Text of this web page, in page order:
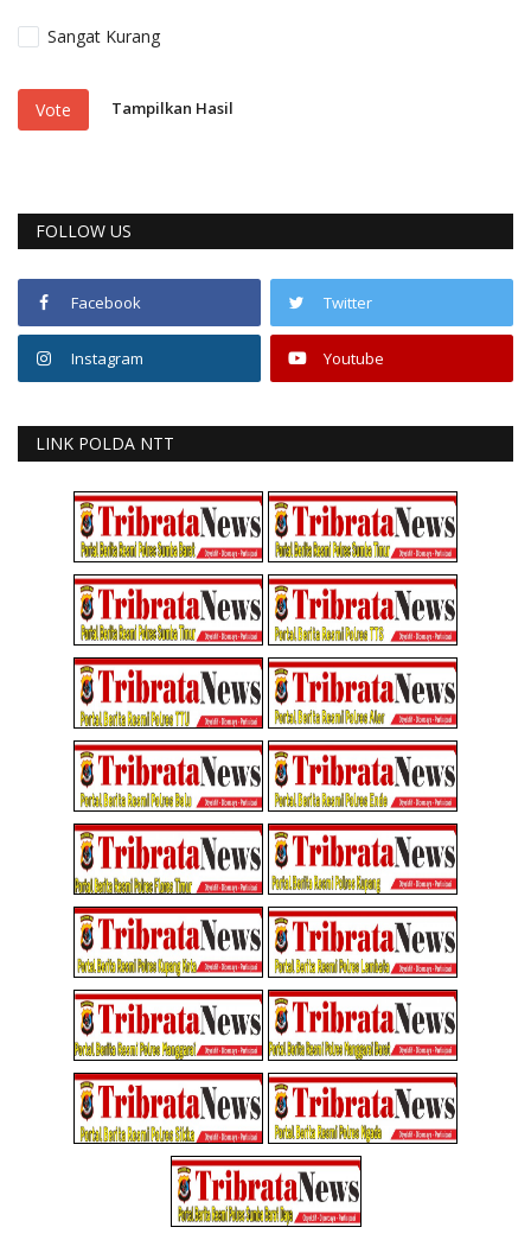
Sangat Kurang
Vote Tampilkan Hasil
FOLLOW US
Facebook Twitter
Instagram Youtube
LINK POLDA NTT